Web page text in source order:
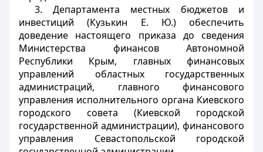
3. Департамента местных бюджетов и
инвестиций (Кузькин Е. Ю.) обеспечить
доведение настоящего приказа до сведения
Министерства финансов Автономной
Республики Крым, главных финансовых
управлений областных государственных
администраций, главного финансового
управления исполнительного органа Киевского
городского совета (Киевской городской
государственной администрации), финансового
управления Севастопольской городской